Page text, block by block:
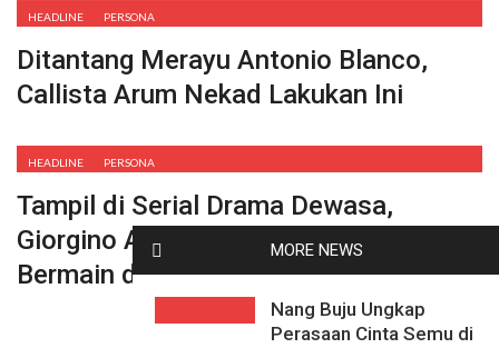
MORE NEWS
Nang Buju Ungkap
Perasaan Cinta Semu di
HEADLINE PERSONA
Ditantang Merayu Antonio Blanco,
Callista Arum Nekad Lakukan Ini
HEADLINE PERSONA
Tampil di Serial Drama Dewasa,
Giorgino Abraham : Saya Tidak Suka
Bermain di Zona Nyaman